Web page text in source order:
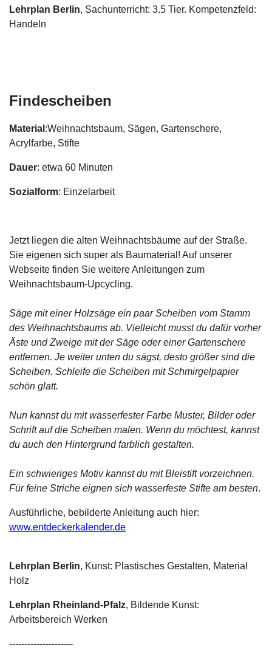
Lehrplan Berlin, Sachunterricht: 3.5 Tier. Kompetenzfeld:
Handeln
Findescheiben
Material :Weihnachtsbaum, Sägen, Gartenschere,
Acrylfarbe, Stifte
Dauer: etwa 60 Minuten
Sozialform: Einzelarbeit
Jetzt liegen die alten Weihnachtsbäume auf der Straße.
Sie eigenen sich super als Baumaterial! Auf unserer
Webseite finden Sie weitere Anleitungen zum
Weihnachtsbaum-Upcycling.
Säge mit einer Holzsäge ein paar Scheiben vom Stamm
des Weihnachtsbaums ab. Vielleicht musst du dafür vorher
Äste und Zweige mit der Säge oder einer Gartenschere
entfernen. Je weiter unten du sägst, desto größer sind die
Scheiben. Schleife die Scheiben mit Schmirgelpapier
schön glatt.
Nun kannst du mit wasserfester Farbe Muster, Bilder oder
Schrift auf die Scheiben malen. Wenn du möchtest, kannst
du auch den Hintergrund farblich gestalten.
Ein schwieriges Motiv kannst du mit Bleistift vorzeichnen.
Für feine Striche eignen sich wasserfeste Stifte am besten.
Ausführliche, bebilderte Anleitung auch hier:
www.entdeckerkalender.de
Lehrplan Berlin, Kunst: Plastisches Gestalten, Material
Holz
Lehrplan Rheinland-Pfalz, Bildende Kunst:
Arbeitsbereich Werken
---------------------